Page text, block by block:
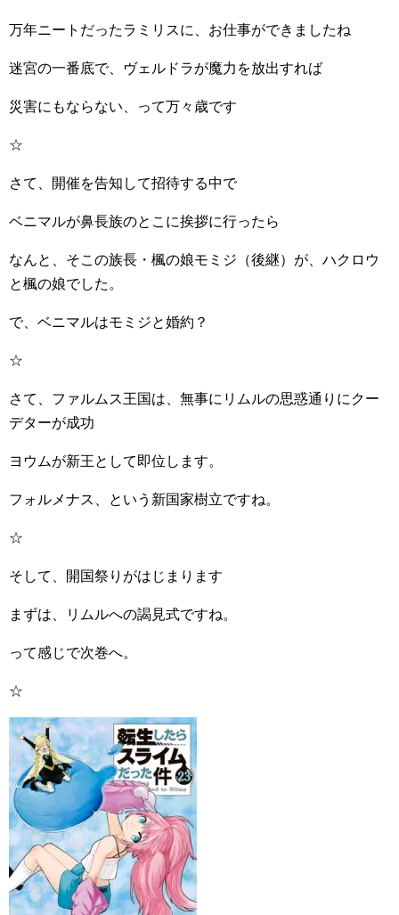
万年ニートだったラミリスに、お仕事ができましたね
迷宮の一番底で、ヴェルドラが魔力を放出すれば
災害にもならない、って万々歳です
☆
さて、開催を告知して招待する中で
ベニマルが鼻長族のとこに挨拶に行ったら
なんと、そこの族長・楓の娘モミジ（後継）が、ハクロウ
と楓の娘でした。
で、ベニマルはモミジと婚約？
☆
さて、ファルムス王国は、無事にリムルの思惑通りにクー
デターが成功
ヨウムが新王として即位します。
フォルメナス、という新国家樹立ですね。
☆
そして、開国祭りがはじまります
まずは、リムルへの謁見式ですね。
って感じで次巻へ。
☆